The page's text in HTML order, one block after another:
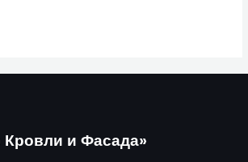
и Фасада»